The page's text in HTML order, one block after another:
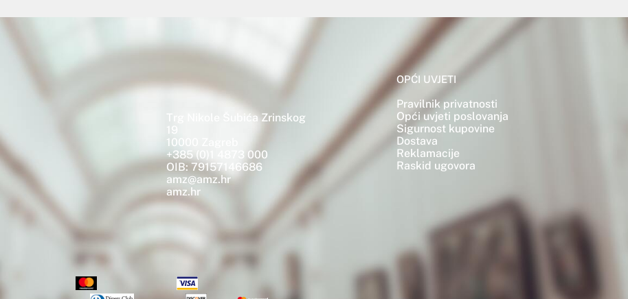
Trg Nikole Šubića Zrinskog
19
10000 Zagreb
+385 (0)1 4873 000
OIB: 79157146686
amz@amz.hr
amz.hr
OPĆI UVJETI
Pravilnik privatnosti
Opći uvjeti poslovanja
Sigurnost kupovine
Dostava
Reklamacije
Raskid ugovora